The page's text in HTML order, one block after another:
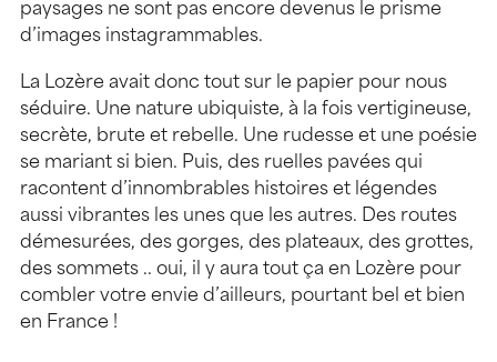
paysages ne sont pas encore devenus le prisme
d’images instagrammables.
La Lozère avait donc tout sur le papier pour nous
séduire. Une nature ubiquiste, à la fois vertigineuse,
secrète, brute et rebelle. Une rudesse et une poésie
se mariant si bien. Puis, des ruelles pavées qui
racontent d’innombrables histoires et légendes
aussi vibrantes les unes que les autres. Des routes
démesurées, des gorges, des plateaux, des grottes,
des sommets .. oui, il y aura tout ça en Lozère pour
combler votre envie d’ailleurs, pourtant bel et bien
en France !